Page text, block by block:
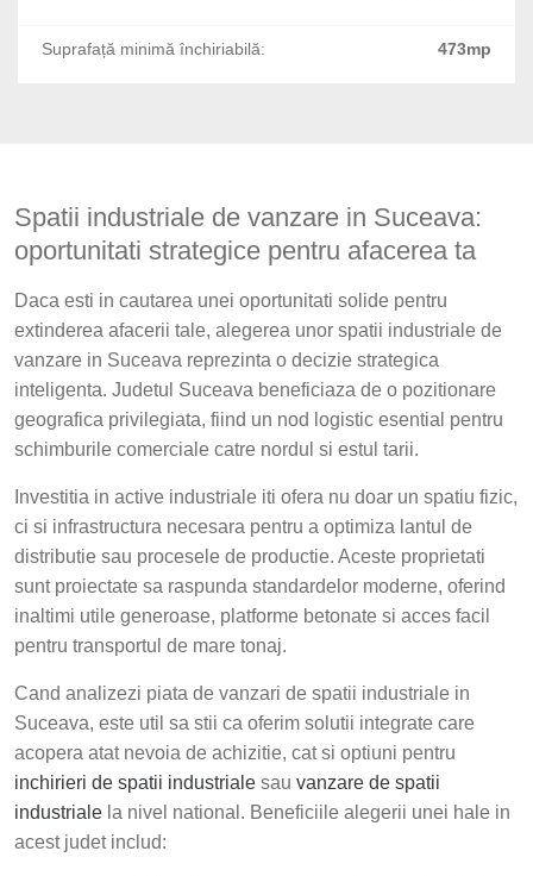
Suprafață minimă închiriabilă: 473mp
Spatii industriale de vanzare in Suceava:
oportunitati strategice pentru afacerea ta
Daca esti in cautarea unei oportunitati solide pentru
extinderea afacerii tale, alegerea unor spatii industriale de
vanzare in Suceava reprezinta o decizie strategica
inteligenta. Judetul Suceava beneficiaza de o pozitionare
geografica privilegiata, fiind un nod logistic esential pentru
schimburile comerciale catre nordul si estul tarii.
Investitia in active industriale iti ofera nu doar un spatiu fizic,
ci si infrastructura necesara pentru a optimiza lantul de
distributie sau procesele de productie. Aceste proprietati
sunt proiectate sa raspunda standardelor moderne, oferind
inaltimi utile generoase, platforme betonate si acces facil
pentru transportul de mare tonaj.
Cand analizezi piata de vanzari de spatii industriale in
Suceava, este util sa stii ca oferim solutii integrate care
acopera atat nevoia de achizitie, cat si optiuni pentru
inchirieri de spatii industriale sau vanzare de spatii
industriale la nivel national. Beneficiile alegerii unei hale in
acest judet includ: